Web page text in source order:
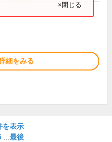
×閉じる
細をみる
を表示
最後